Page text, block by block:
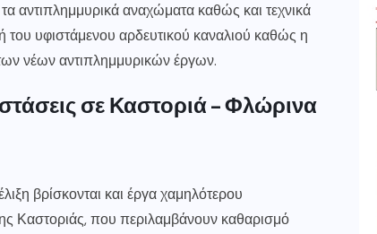
αντιπλημμυρικά αναχώματα καθώς και τεχνικά
υφιστάμενου αρδευτικού καναλιού καθώς η
νέων αντιπλημμυρικών έργων.
σε Καστοριά – Φλώρινα
βρίσκονται και έργα χαμηλότερου
Καστοριάς, που περιλαμβάνουν καθαρισμό